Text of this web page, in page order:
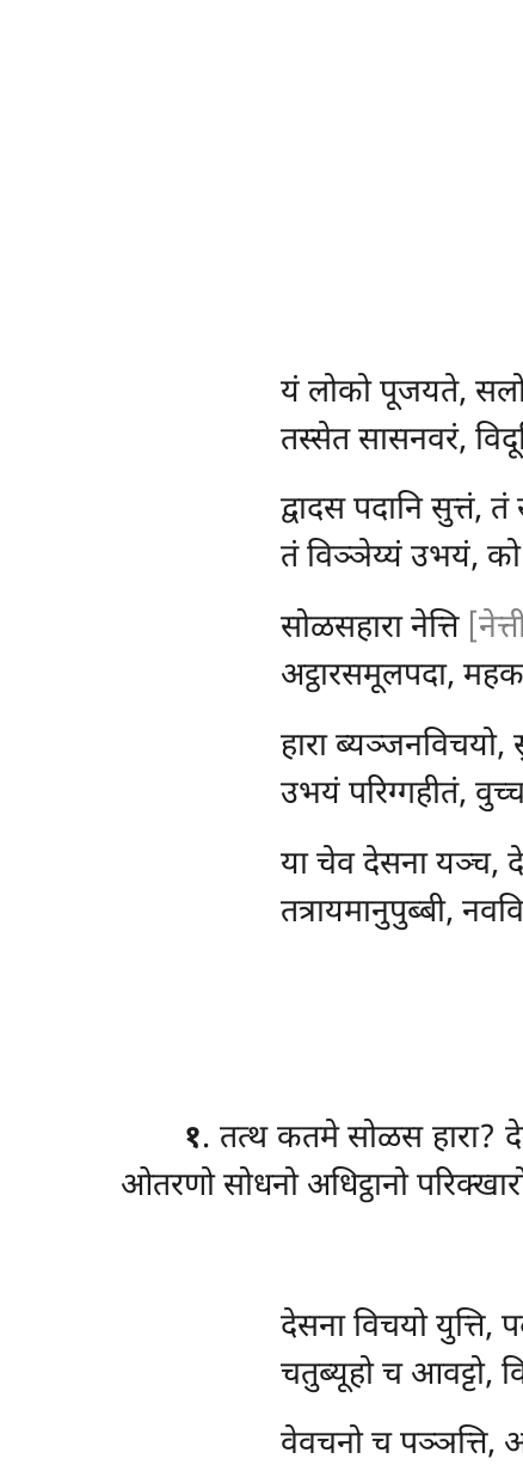
यं लोको पूजयते,
तस्सेत सासनवरं,
द्वादस पदानि सुत्तं,
तं विञ्ञेय्यं उभयं,
सोळसहारा नेत्ति
अट्ठारसमूलपदा,
हाराब्यञ्जनविचयो,
उभयं परिग्गहीतं,
या चेव देसना यञ्च,
तत्रायमानुपुब्बी,
१. तत्थ कतमे सोळस हारा?
ओतरणो सोधनो अधिट्ठानो
देसनाविचयो युत्ति,
चतुब्यूहो च आवट्टो,
वेवचनो च पञ्ञत्ति,